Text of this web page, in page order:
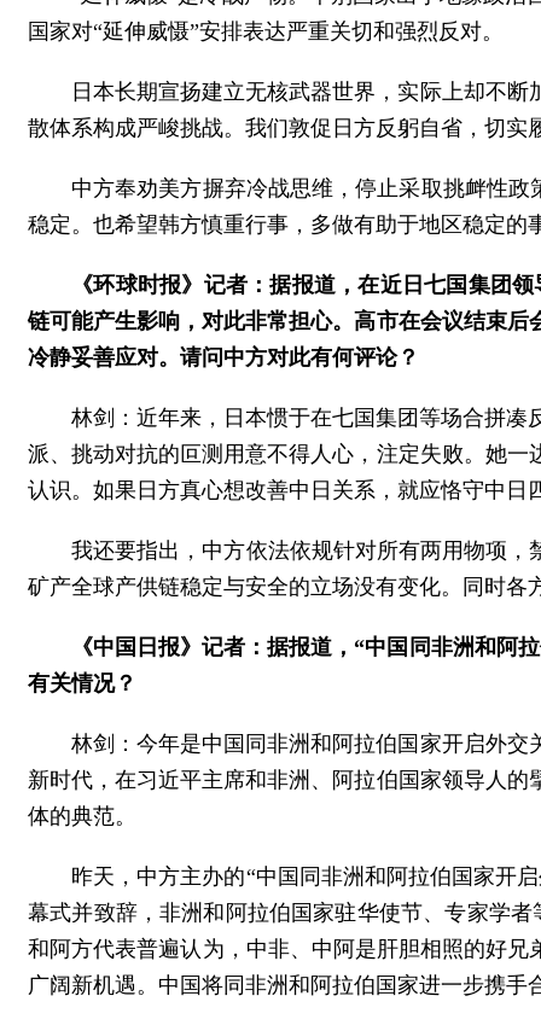
国家对“延伸威慑”安排表达严重关切和强烈反对。
日本长期宣扬建立无核武器世界，实际上却不
散体系构成严峻挑战。我们敦促日方反躬自省，切
中方奉劝美方摒弃冷战思维，停止采取挑衅性
稳定。也希望韩方慎重行事，多做有助于地区稳定的
《环球时报》记者：据报道，在近日七国集团
链可能产生影响，对此非常担心。高市在会议结束
冷静妥善应对。请问中方对此有何评论？
林剑：近年来，日本惯于在七国集团等场合拼凑
派、挑动对抗的叵测用意不得人心，注定失败。她
认识。如果日方真心想改善中日关系，就应恪守中
我还要指出，中方依法依规针对所有两用物项
矿产全球产供链稳定与安全的立场没有变化。同时各
《中国日报》记者：据报道，“中国同非洲和阿
有关情况？
林剑：今年是中国同非洲和阿拉伯国家开启外
新时代，在习近平主席和非洲、阿拉伯国家领导人
体的典范。
昨天，中方主办的“中国同非洲和阿拉伯国家开
幕式并致辞，非洲和阿拉伯国家驻华使节、专家学
和阿方代表普遍认为，中非、中阿是肝胆相照的好
广阔新机遇。中国将同非洲和阿拉伯国家进一步携